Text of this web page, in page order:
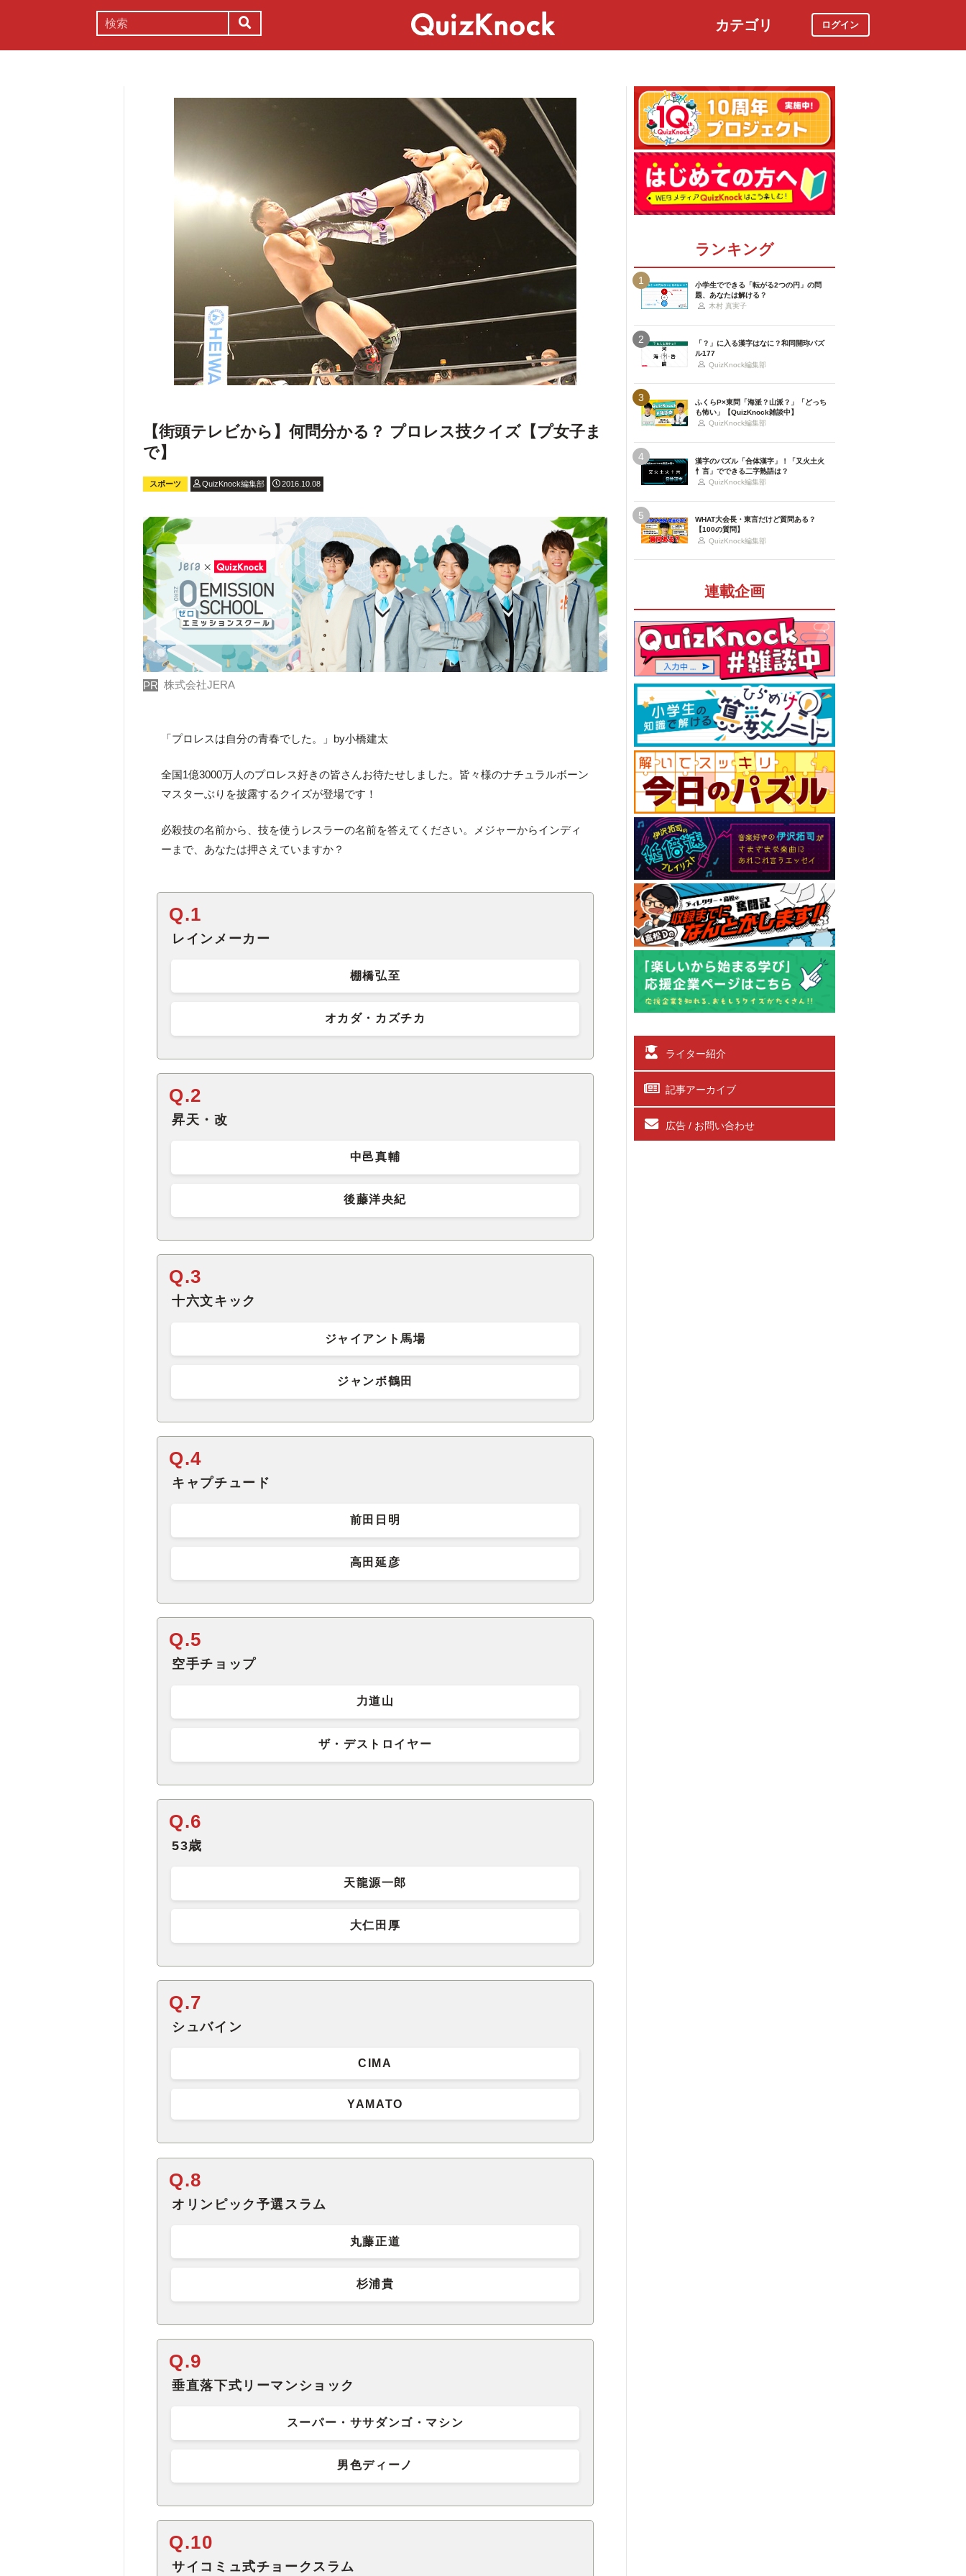
カテゴリ ログイン
【街頭テレビから】何問分かる？ プロレス技クイズ【プ女子ま
で】
スポーツ QuizKnock編集部 2016.10.08
PR 株式会社JERA
「プロレスは自分の青春でした。」by小橋建太
全国1億3000万人のプロレス好きの皆さんお待たせしました。皆々様のナチュラルボーン
マスターぶりを披露するクイズが登場です！
必殺技の名前から、技を使うレスラーの名前を答えてください。メジャーからインディ
ーまで、あなたは押さえていますか？
Q.1
レインメーカー
棚橋弘至
オカダ・カズチカ
Q.2
昇天・改
中邑真輔
後藤洋央紀
Q.3
十六文キック
ジャイアント馬場
ジャンボ鶴田
Q.4
キャプチュード
前田日明
高田延彦
Q.5
空手チョップ
力道山
ザ・デストロイヤー
Q.6
53歳
天龍源一郎
大仁田厚
Q.7
シュバイン
CIMA
YAMATO
Q.8
オリンピック予選スラム
丸藤正道
杉浦貴
Q.9
垂直落下式リーマンショック
スーパー・ササダンゴ・マシン
男色ディーノ
Q.10
サイコミュ式チョークスラム
ランキング
1
小学生でできる「転がる2つの円」の問
題、あなたは解ける？
木村 真実子
2
「？」に入る漢字はなに？和同開珎パズ
ル177
QuizKnock編集部
3
ふくらP×東問「海派？山派？」「どっち
も怖い」【QuizKnock雑談中】
QuizKnock編集部
4
漢字のパズル「合体漢字」！「又火土火
忄言」でできる二字熟語は？
QuizKnock編集部
5
WHAT大会長・東言だけど質問ある？
【100の質問】
QuizKnock編集部
連載企画
ライター紹介
記事アーカイブ
広告 / お問い合わせ